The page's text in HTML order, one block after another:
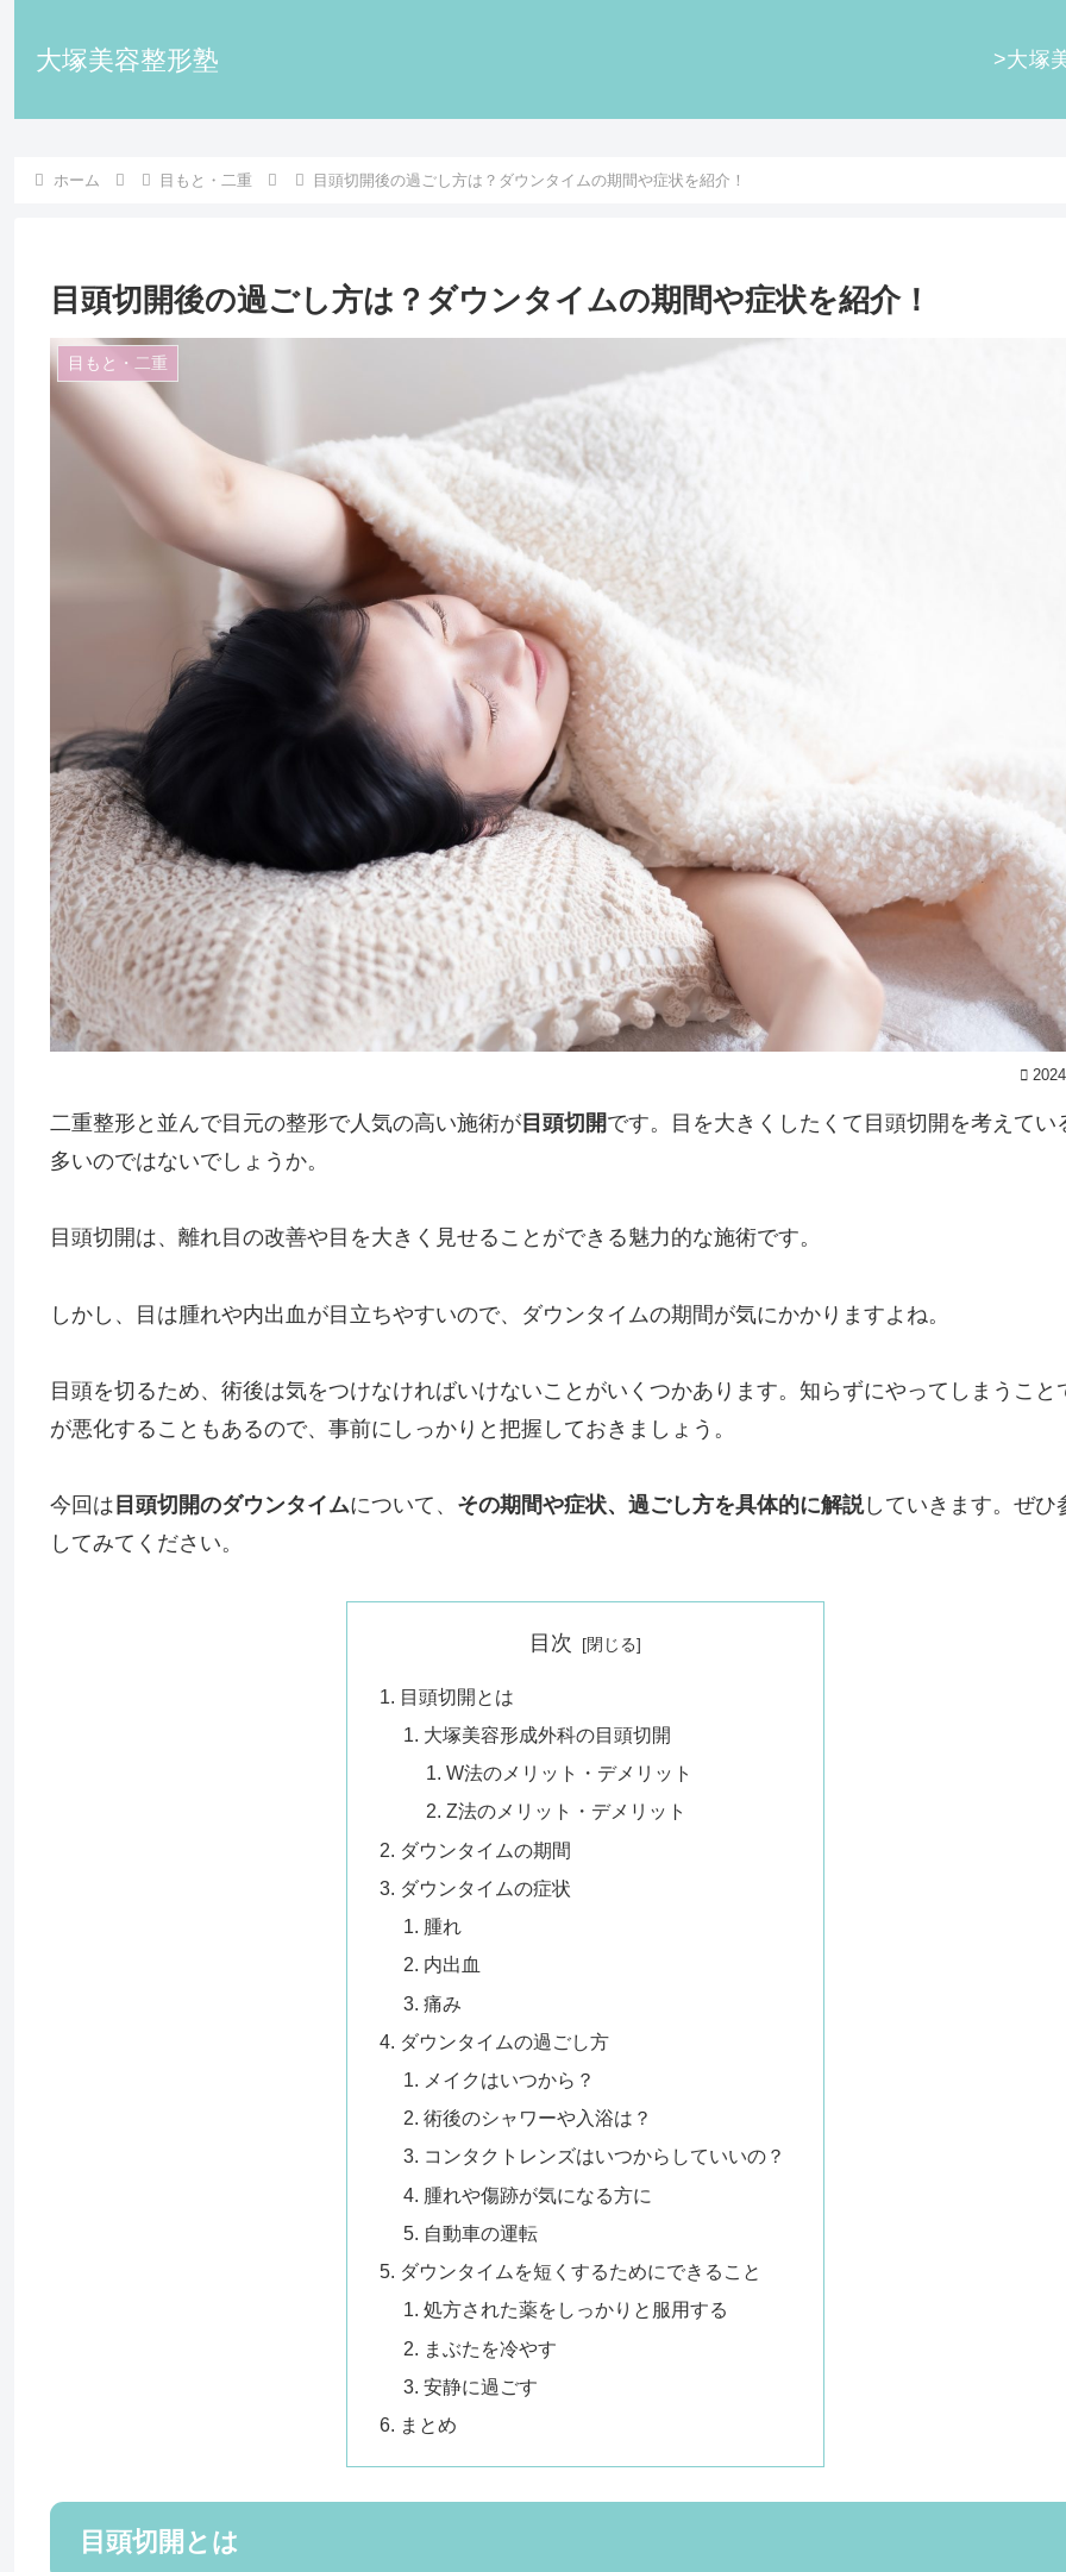
大塚美容整形塾 >大塚
ホーム 目もと・二重 目頭切開後の過ごし方は？ダウンタイムの期間や症状を紹介！
目頭切開後の過ごし方は？ダウンタイムの期間や症状を紹介！
目もと・二重
二重整形と並んで目元の整形で人気の高い施術が 目頭切開です。目を大きくしたくて目頭切開を考えてい
多いのではないでしょうか。
目頭切開は、離れ目の改善や目を大きく見せることができる魅力的な施術です。
しかし、目は腫れや内出血が目立ちやすいので、ダウンタイムの期間が気にかかりますよね。
目頭を切るため、術後は気をつけなければいけないことがいくつかあります。知らずにやってしまうこと
が悪化することもあるので、事前にしっかりと把握しておきましょう。
今回は 目頭切開のダウンタイムについて、 その期間や症状、過ごし方を具体的に解説していきます。ぜひ
してみてください。
目次
目頭切開とは
大塚美容形成外科の目頭切開
W法のメリット・デメリット
Z法のメリット・デメリット
ダウンタイムの期間
ダウンタイムの症状
腫れ
内出血
痛み
ダウンタイムの過ごし方
メイクはいつから？
術後のシャワーや入浴は？
コンタクトレンズはいつからしていいの？
腫れや傷跡が気になる方に
自動車の運転
ダウンタイムを短くするためにできること
処方された薬をしっかりと服用する
まぶたを冷やす
安静に過ごす
まとめ
目頭切開とは